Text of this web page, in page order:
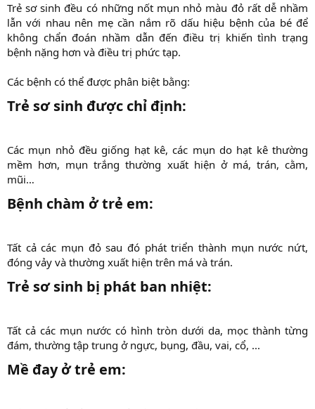
Trẻ sơ sinh đều có những nốt mụn nhỏ màu đỏ rất dễ nhầm
lẫn với nhau nên mẹ cần nắm rõ dấu hiệu bệnh của bé để
không chẩn đoán nhầm dẫn đến điều trị khiến tình trạng
bệnh nặng hơn và điều trị phức tạp.
Các bệnh có thể được phân biệt bằng:​
Trẻ sơ sinh được chỉ định:​
Các mụn nhỏ đều giống hạt kê, các mụn do hạt kê thường
mềm hơn, mụn trắng thường xuất hiện ở má, trán, cằm,
mũi…​
Bệnh chàm ở trẻ em:​
Tất cả các mụn đỏ sau đó phát triển thành mụn nước nứt,
đóng vảy và thường xuất hiện trên má và trán.​
Trẻ sơ sinh bị phát ban nhiệt:​
Tất cả các mụn nước có hình tròn dưới da, mọc thành từng
đám, thường tập trung ở ngực, bụng, đầu, vai, cổ, ...​
Mề đay ở trẻ em:​